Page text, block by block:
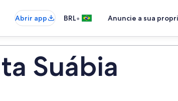
Abrir app BRL• Anuncie a sua
Suábia